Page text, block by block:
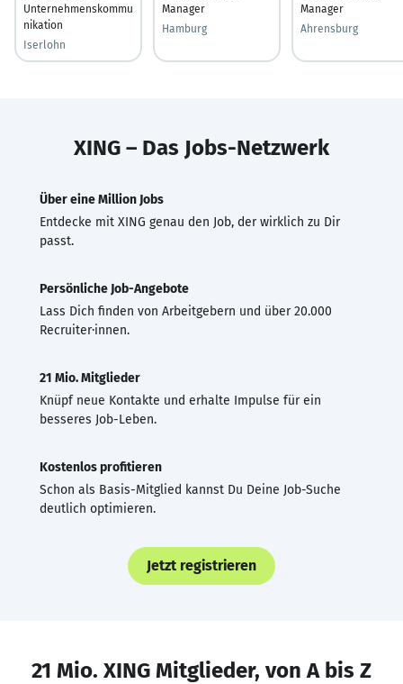
Unternehmenskommu
nikation
Iserlohn
Manager
Hamburg
Manager
Ahrensburg
XING – Das Jobs-Netzwerk
Über eine Million Jobs
Entdecke mit XING genau den Job, der wirklich zu Dir
passt.
Persönliche Job-Angebote
Lass Dich finden von Arbeitgebern und über 20.000
Recruiter·innen.
21 Mio. Mitglieder
Knüpf neue Kontakte und erhalte Impulse für ein
besseres Job-Leben.
Kostenlos profitieren
Schon als Basis-Mitglied kannst Du Deine Job-Suche
deutlich optimieren.
Jetzt registrieren
21 Mio. XING Mitglieder, von A bis Z